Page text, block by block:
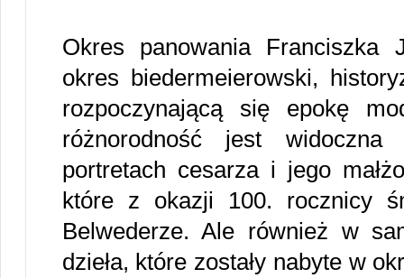
Okres panowania Franciszka
okres biedermeierowski,
rozpoczynającą się epokę
różnorodność jest
portretach cesarza i jego
które z okazji 100. rocznicy
Belwederze. Ale również w
dzieła, które zostały nabyte w